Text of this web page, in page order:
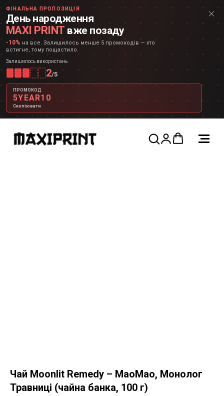
ФІНАЛЬНА ПРОПОЗИЦІЯ
День народження
MAXI PRINT вже позаду
-10% на все. Залишилось менше 5 промокодів — хто
встигне, тому пощастило.
Залишилось використань
2/5
ПРОМОКОД
5YEAR10
Скопіювати
Чай Moonlit Remedy – МаоМао, Монолог
Травниці (чайна банка, 100 г)